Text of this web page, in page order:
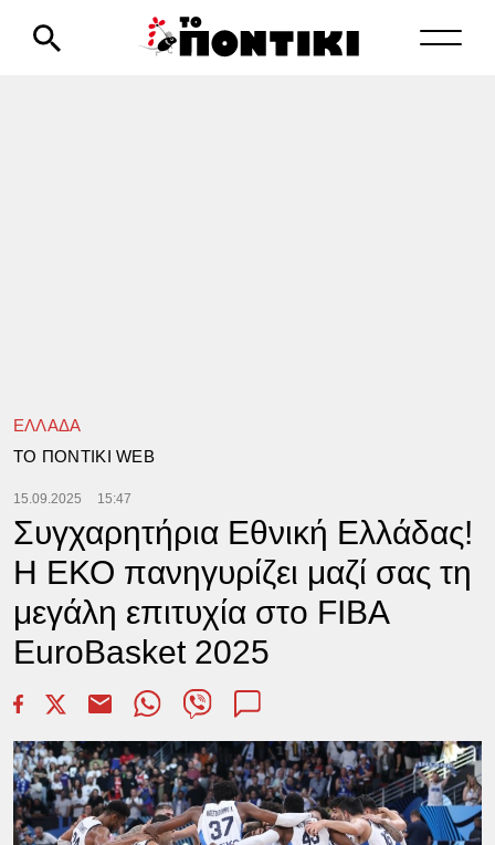
ΕΛΛΑΔΑ
TΟ ΠΟΝΤΙΚΙ WEB
15.09.2025 15:47
Συγχαρητήρια Εθνική Ελλάδας!
Η ΕΚΟ πανηγυρίζει μαζί σας τη
μεγάλη επιτυχία στο FIBA
EuroBasket 2025